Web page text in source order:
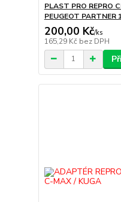
PLAST PRO REPRO
PEUGEOT PARTNER
200,00 Kč/ks
165,29 Kč bez DPH